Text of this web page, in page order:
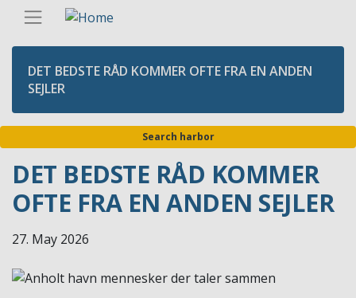
Skip
main
contentDET BEDSTE RÅD KOMMER OFTE FRA EN ANDEN
SEJLER
Search harbor
DET BEDSTE RÅD KOMMER
OFTE FRA EN ANDEN SEJLER
27. May 2026